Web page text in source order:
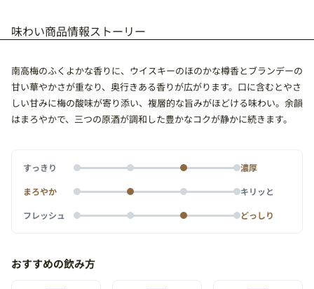
味わい商品情報ストーリー
南高梅のふくよかな香りに、ウイスキーのほのかな樽香とブランデーの
甘い華やかさが重なり、奥行きある香りが広がります。口に含むとやさ
しい甘みに梅の酸味が寄り添い、複層的な旨みがほどける味わい。余韻
はまろやかで、三つの原酒が調和した豊かなコクが静かに続きます。
すっきり
濃厚
まろやか
キリッと
フレッシュ
どっしり
おすすめの飲み方